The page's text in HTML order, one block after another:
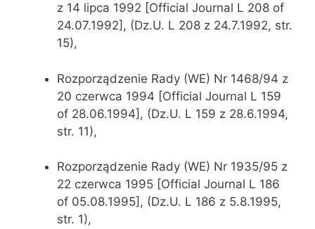
z 14 lipca 1992 [Official Journal L 208 of
24.07.1992], (Dz.U. L 208 z 24.7.1992, str.
15),
Rozporządzenie Rady (WE) Nr 1468/94 z
20 czerwca 1994 [Official Journal L 159
of 28.06.1994], (Dz.U. L 159 z 28.6.1994,
str. 11),
Rozporządzenie Rady (WE) Nr 1935/95 z
22 czerwca 1995 [Official Journal L 186
of 05.08.1995], (Dz.U. L 186 z 5.8.1995,
str. 1),